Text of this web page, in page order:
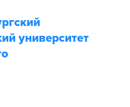
университет